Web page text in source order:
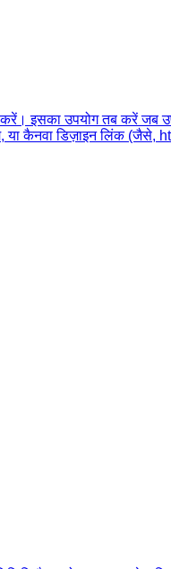
इसका उपयोग तब करें
कैनवा डिज़ाइन लिंक (जैसे,